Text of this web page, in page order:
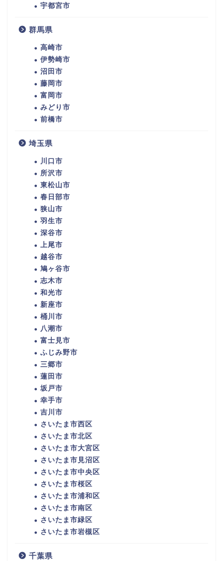
宇都宮市
群馬県
高崎市
伊勢崎市
沼田市
藤岡市
富岡市
みどり市
前橋市
埼玉県
川口市
所沢市
東松山市
春日部市
狭山市
羽生市
深谷市
上尾市
越谷市
鳩ヶ谷市
志木市
和光市
新座市
桶川市
八潮市
富士見市
ふじみ野市
三郷市
蓮田市
坂戸市
幸手市
吉川市
さいたま市西区
さいたま市北区
さいたま市大宮区
さいたま市見沼区
さいたま市中央区
さいたま市桜区
さいたま市浦和区
さいたま市南区
さいたま市緑区
さいたま市岩槻区
千葉県